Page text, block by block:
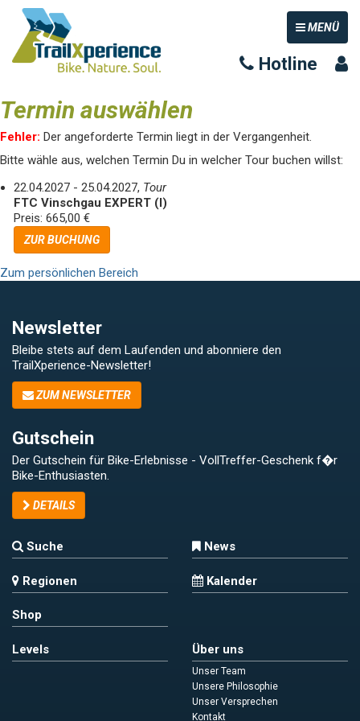
TOGGLE
MENÜ
Hotline
Termin auswählen
Fehler: Der angeforderte Termin liegt in der Vergangenheit.
Bitte wähle aus, welchen Termin Du in welcher Tour buchen willst:
22.04.2027 - 25.04.2027, Tour
FTC Vinschgau EXPERT (I)
Preis: 665,00 €
ZUR BUCHUNG
Zum persönlichen Bereich
Newsletter
Bleibe stets auf dem Laufenden und abonniere den
TrailXperience-Newsletter!
ZUM NEWSLETTER
Gutschein
Der Gutschein für Bike-Erlebnisse - VollTreffer-Geschenk f�r
Bike-Enthusiasten.
DETAILS
Suche News
Regionen Kalender
Shop
Levels Über uns
Unser Team
Unsere Philosophie
Unser Versprechen
Kontakt